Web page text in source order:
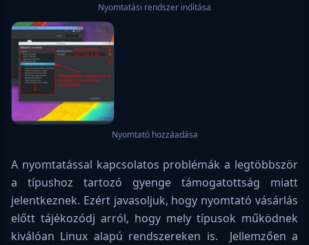
Nyomtatási rendszer indítása
Nyomtató hozzáadása
A nyomtatással kapcsolatos problémák a legtöbbször
a típushoz tartozó gyenge támogatottság miatt
jelentkeznek. Ezért javasoljuk, hogy nyomtató vásárlás
előtt tájékozódj arról, hogy mely típusok működnek
kiválóan Linux alapú rendszereken is. Jellemzően a